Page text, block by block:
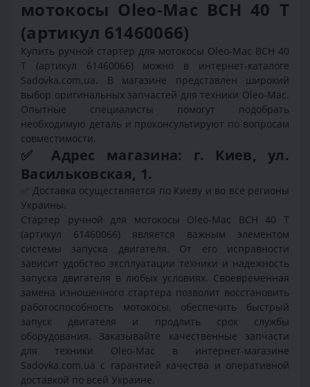
мотокосы Oleo-Mac BCH 40 T
(артикул 61460066)
Купить ручной стартер для мотокосы Oleo-Mac BCH 40
T (артикул 61460066) можно в интернет-каталоге
Sadovka.com.ua. В магазине представлен широкий
выбор оригинальных запчастей для техники Oleo-Mac.
Опытные специалисты помогут подобрать
необходимую деталь и проконсультируют по вопросам
совместимости.
✅ Адрес магазина: г. Киев, ул.
Васильковская, 1.
✅ Доставка осуществляется по Киеву и во все регионы
Украины.
Стартер ручной для мотокосы Oleo-Mac BCH 40 T
(артикул 61460066) является важным элементом
системы запуска двигателя. От его исправности
зависит удобство эксплуатации техники и надежность
запуска двигателя в любых условиях. Своевременная
замена изношенного стартера позволит восстановить
работоспособность мотокосы, обеспечить быстрый
запуск двигателя и продлить срок службы
оборудования. Заказывайте качественные запчасти
для техники Oleo-Mac в интернет-магазине
Sadovka.com.ua с гарантией качества и оперативной
доставкой по всей Украине.